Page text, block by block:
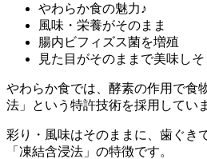
やわらか食の魅力♪
風味・栄養がそのまま
腸内ビフィズス菌を増殖
見た目がそのままで美味しそ
やわらか食では、酵素の作用で食
法」という特許技術を採用 してい
彩り・風味はそのままに、歯ぐき
「凍結含浸法」の特徴です。